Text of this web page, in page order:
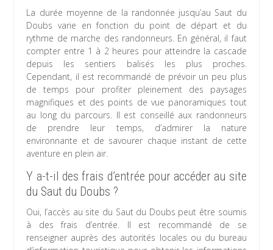
La durée moyenne de la randonnée jusqu’au Saut du
Doubs varie en fonction du point de départ et du
rythme de marche des randonneurs. En général, il faut
compter entre 1 à 2 heures pour atteindre la cascade
depuis les sentiers balisés les plus proches.
Cependant, il est recommandé de prévoir un peu plus
de temps pour profiter pleinement des paysages
magnifiques et des points de vue panoramiques tout
au long du parcours. Il est conseillé aux randonneurs
de prendre leur temps, d’admirer la nature
environnante et de savourer chaque instant de cette
aventure en plein air.
Y a-t-il des frais d’entrée pour accéder au site
du Saut du Doubs ?
Oui, l’accès au site du Saut du Doubs peut être soumis
à des frais d’entrée. Il est recommandé de se
renseigner auprès des autorités locales ou du bureau